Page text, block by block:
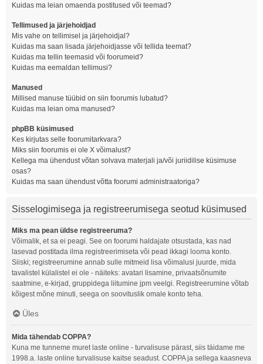
Kuidas ma leian omaenda postitused või teemad?
Tellimused ja järjehoidjad
Mis vahe on tellimisel ja järjehoidjal?
Kuidas ma saan lisada järjehoidjasse või tellida teemat?
Kuidas ma tellin teemasid või foorumeid?
Kuidas ma eemaldan tellimusi?
Manused
Millised manuse tüübid on siin foorumis lubatud?
Kuidas ma leian oma manused?
phpBB küsimused
Kes kirjutas selle foorumitarkvara?
Miks siin foorumis ei ole X võimalust?
Kellega ma ühendust võtan solvava materjali ja/või juriidilise küsimuse
osas?
Kuidas ma saan ühendust võtta foorumi administraatoriga?
Sisselogimisega ja registreerumisega seotud küsimused
Miks ma pean üldse registreeruma?
Võimalik, et sa ei peagi. See on foorumi haldajate otsustada, kas nad
lasevad postitada ilma registreerimiseta või pead ikkagi looma konto.
Siiski; registreerumine annab sulle mitmeid lisa võimalusi juurde, mida
tavalistel külalistel ei ole - näiteks: avatari lisamine, privaatsõnumite
saatmine, e-kirjad, gruppidega liitumine jpm veelgi. Registreerumine võtab
kõigest mõne minuti, seega on soovituslik omale konto teha.
Üles
Mida tähendab COPPA?
Kuna me tunneme muret laste online - turvalisuse pärast, siis täidame me
1998.a. laste online turvalisuse kaitse seadust. COPPA ja sellega kaasneva